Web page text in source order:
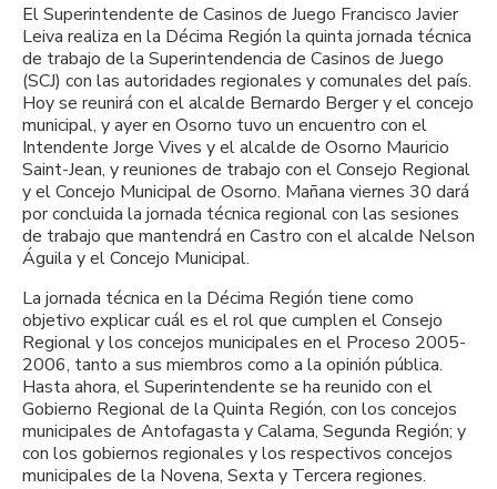
El Superintendente de Casinos de Juego Francisco Javier
Leiva realiza en la Décima Región la quinta jornada técnica
de trabajo de la Superintendencia de Casinos de Juego
(SCJ) con las autoridades regionales y comunales del país.
Hoy se reunirá con el alcalde Bernardo Berger y el concejo
municipal, y ayer en Osorno tuvo un encuentro con el
Intendente Jorge Vives y el alcalde de Osorno Mauricio
Saint-Jean, y reuniones de trabajo con el Consejo Regional
y el Concejo Municipal de Osorno. Mañana viernes 30 dará
por concluida la jornada técnica regional con las sesiones
de trabajo que mantendrá en Castro con el alcalde Nelson
Águila y el Concejo Municipal.
La jornada técnica en la Décima Región tiene como
objetivo explicar cuál es el rol que cumplen el Consejo
Regional y los concejos municipales en el Proceso 2005-
2006, tanto a sus miembros como a la opinión pública.
Hasta ahora, el Superintendente se ha reunido con el
Gobierno Regional de la Quinta Región, con los concejos
municipales de Antofagasta y Calama, Segunda Región; y
con los gobiernos regionales y los respectivos concejos
municipales de la Novena, Sexta y Tercera regiones.